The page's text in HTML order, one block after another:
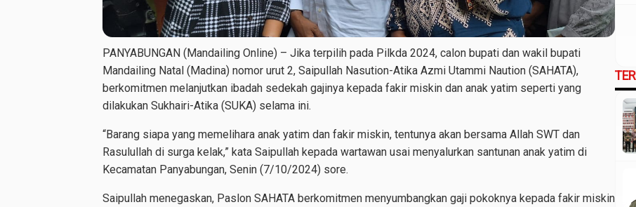
PANYABUNGAN (Mandailing Online) – Jika terpilih pada Pilkda 2024, calon bupati dan wakil bupati
Mandailing Natal (Madina) nomor urut 2, Saipullah Nasution-Atika Azmi Utammi Naution (SAHATA),
berkomitmen melanjutkan ibadah sedekah gajinya kepada fakir miskin dan anak yatim seperti yang
dilakukan Sukhairi-Atika (SUKA) selama ini.
“Barang siapa yang memelihara anak yatim dan fakir miskin, tentunya akan bersama Allah SWT dan
Rasulullah di surga kelak,” kata Saipullah kepada wartawan usai menyalurkan santunan anak yatim di
Kecamatan Panyabungan, Senin (7/10/2024) sore.
Saipullah menegaskan, Paslon SAHATA berkomitmen menyumbangkan gaji pokoknya kepada fakir miskin